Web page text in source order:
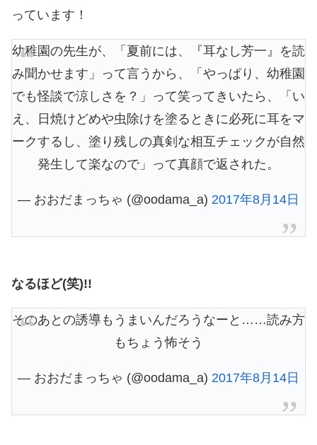
っています！
幼稚園の先生が、「夏前には、『耳なし芳一』を読
み聞かせます」って言うから、「やっぱり、幼稚園
でも怪談で涼しさを？」って笑ってきいたら、「い
え、日焼けどめや虫除けを塗るときに必死に耳をマ
ークするし、塗り残しの真剣な相互チェックが自然
発生して楽なので」って真顔で返された。
— おおだまっちゃ (@oodama_a) 2017年8月14日
なるほど(笑)!!
そのあとの誘導もうまいんだろうなーと……読み方
もちょう怖そう
— おおだまっちゃ (@oodama_a) 2017年8月14日